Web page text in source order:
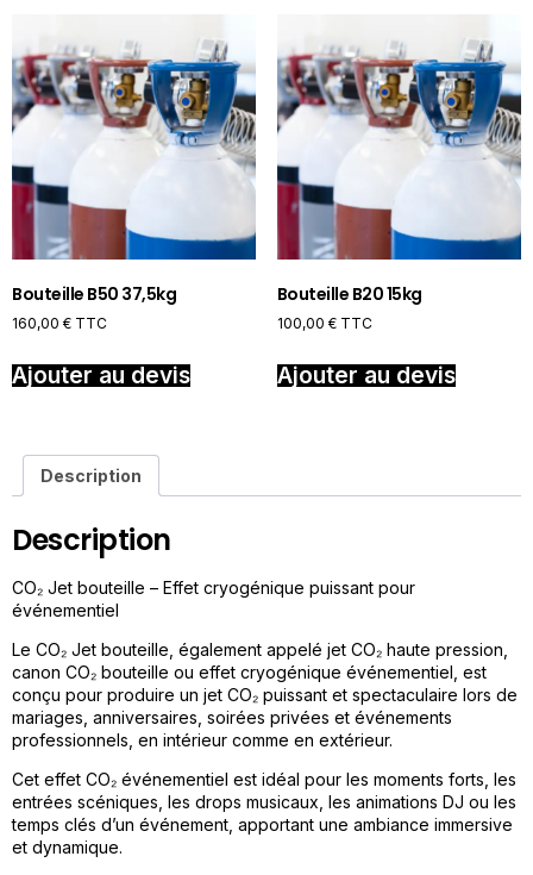
Bouteille B50 37,5kg
160,00 € TTC
Ajouter au devis
Bouteille B20 15kg
100,00 € TTC
Ajouter au devis
Description
Description
CO₂ Jet bouteille – Effet cryogénique puissant pour
événementiel
Le CO₂ Jet bouteille, également appelé jet CO₂ haute pression,
canon CO₂ bouteille ou effet cryogénique événementiel, est
conçu pour produire un jet CO₂ puissant et spectaculaire lors de
mariages, anniversaires, soirées privées et événements
professionnels, en intérieur comme en extérieur.
Cet effet CO₂ événementiel est idéal pour les moments forts, les
entrées scéniques, les drops musicaux, les animations DJ ou les
temps clés d’un événement, apportant une ambiance immersive
et dynamique.